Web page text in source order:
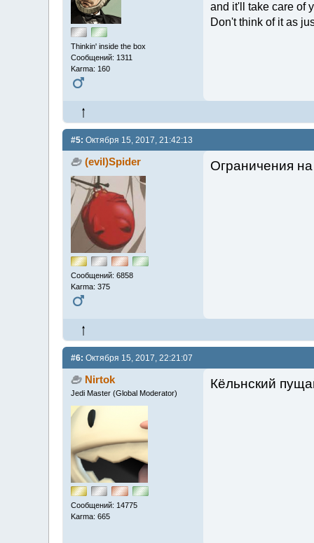
Thinkin' inside the box
Сообщений: 1311
Karma: 160
and it'll take care of
Don't think of it as
#5: Октября 15, 2017, 21:42:13
(evil)Spider
Сообщений: 6858
Karma: 375
Ограничения
#6: Октября 15, 2017, 22:21:07
Nirtok
Jedi Master (Global Moderator)
Сообщений: 14775
Karma: 665
Кёльнский